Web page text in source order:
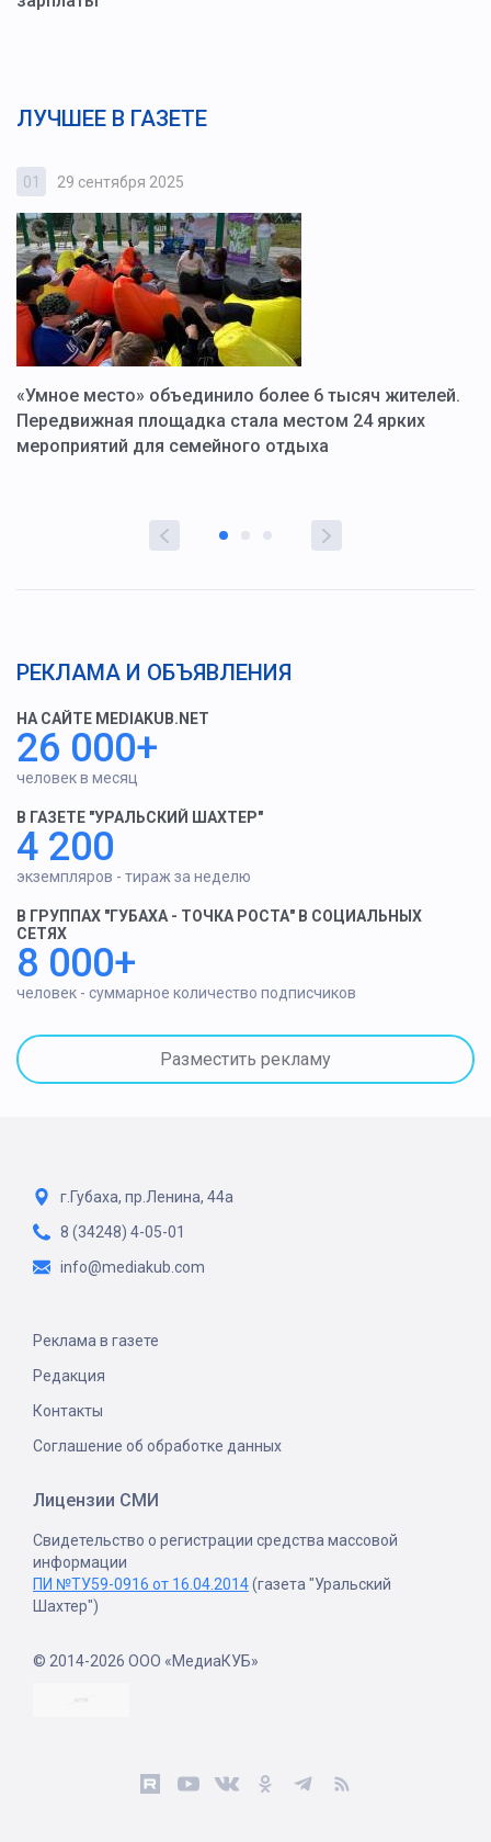
ЛУЧШЕЕ В ГАЗЕТЕ
01 29 сентября 2025
«Умное место» объединило более 6 тысяч жителей.
Передвижная площадка стала местом 24 ярких
мероприятий для семейного отдыха
РЕКЛАМА И ОБЪЯВЛЕНИЯ
НА САЙТЕ MEDIAKUB.NET
26 000+
человек в месяц
В ГАЗЕТЕ "УРАЛЬСКИЙ ШАХТЕР"
4 200
экземпляров - тираж за неделю
В ГРУППАХ "ГУБАХА - ТОЧКА РОСТА" В СОЦИАЛЬНЫХ
СЕТЯХ
8 000+
человек - суммарное количество подписчиков
Разместить рекламу
г.Губаха, пр.Ленина, 44а
8 (34248) 4-05-01
info@mediakub.com
Реклама в газете
Редакция
Контакты
Соглашение об обработке данных
Лицензии СМИ
Свидетельство о регистрации средства массовой
информации
ПИ №ТУ59-0916 от 16.04.2014(газета "Уральский
Шахтер")
© 2014-2026 ООО «МедиаКУБ»